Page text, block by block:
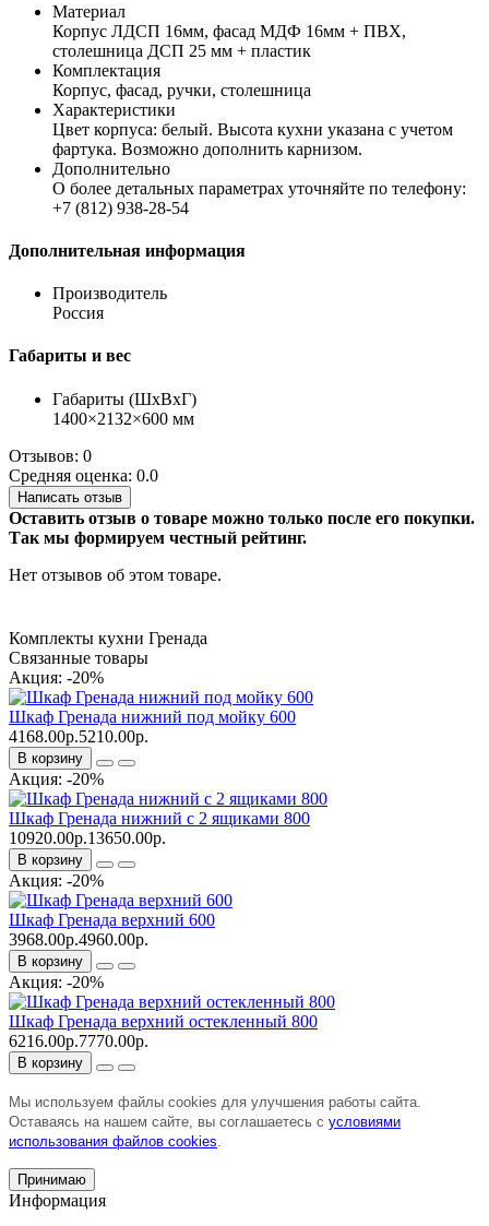
Материал
Корпус ЛДСП 16мм, фасад МДФ 16мм + ПВХ,
столешница ДСП 25 мм + пластик
Комплектация
Корпус, фасад, ручки, столешница
Характеристики
Цвет корпуса: белый. Высота кухни указана с учетом
фартука. Возможно дополнить карнизом.
Дополнительно
О более детальных параметрах уточняйте по телефону:
+7 (812) 938-28-54
Дополнительная информация
Производитель
Россия
Габариты и вес
Габариты (ШхВхГ)
1400×2132×600 мм
Отзывов: 0
Средняя оценка: 0.0
Написать отзыв
Оставить отзыв о товаре можно только после его покупки.
Так мы формируем честный рейтинг.
Нет отзывов об этом товаре.
Комплекты кухни Гренада
Связанные товары
Акция: -20%
Шкаф Гренада нижний под мойку 600
4168.00р.5210.00р.
В корзину
Акция: -20%
Шкаф Гренада нижний с 2 ящиками 800
10920.00р.13650.00р.
В корзину
Акция: -20%
Шкаф Гренада верхний 600
3968.00р.4960.00р.
В корзину
Акция: -20%
Шкаф Гренада верхний остекленный 800
6216.00р.7770.00р.
В корзину
Мы используем файлы cookies для улучшения работы сайта.
Оставаясь на нашем сайте, вы соглашаетесь с условиями
использования файлов cookies
Принимаю
Информация